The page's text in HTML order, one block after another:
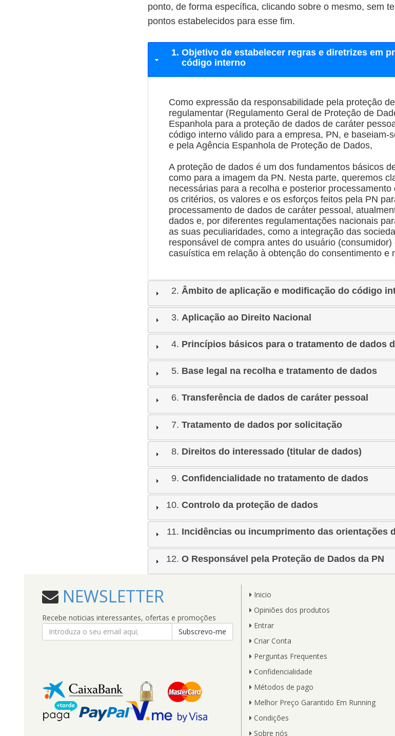
ponto, de forma específica, clicando sobre o mesmo, sem
pontos estabelecidos para esse fim.
Objetivo de estabelecer regras e diretrizes em
código interno
Como expressão da responsabilidade pela proteção
regulamentar (Regulamento Geral de Proteção de
Espanhola para a proteção de dados de caráter
código interno válido para a empresa, PN, e
e pela Agência Espanhola de Proteção de Dados,
A proteção de dados é um dos fundamentos básicos
como para a imagem da PN. Nesta parte, queremos
necessárias para a recolha e posterior
os critérios, os valores e os esforços feitos pela PN
processamento de dados de caráter pessoal,
dados e, por diferentes regulamentações nacionais
as suas peculiaridades, como a integração das
responsável de compra antes do usuário
casuística em relação à obtenção do consentimento
Âmbito de aplicação e modificação do código
Aplicação ao Direito Nacional
Princípios básicos para o tratamento de dados
Base legal na recolha e tratamento de dados
Transferência de dados de caráter pessoal
Tratamento de dados por solicitação
Direitos do interessado (titular de dados)
Confidencialidade no tratamento de dados
Controlo da proteção de dados
Incidências ou incumprimento das orientações
O Responsável pela Proteção de Dados da PN
NEWSLETTER
Recebe noticias interessantes, ofertas e promoções
Subscrevo-me
Inicio
Opiniões dos produtos
Entrar
Criar Conta
Perguntas Frequentes
Confidencialidade
Métodos de pago
Melhor Preço Garantido Em Running
Condições
Sobre nós